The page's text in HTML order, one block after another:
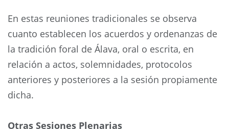
En estas reuniones tradicionales se observa
cuanto establecen los acuerdos y ordenanzas de
la tradición foral de Álava, oral o escrita, en
relación a actos, solemnidades, protocolos
anteriores y posteriores a la sesión propiamente
dicha.
Otras Sesiones Plenarias